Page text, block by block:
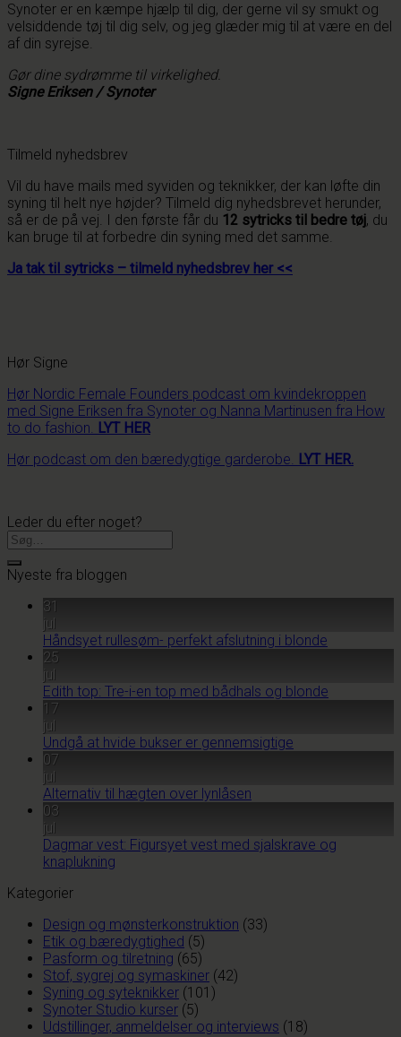
Synoter er en kæmpe hjælp til dig, der gerne vil sy smukt og
velsiddende tøj til dig selv, og jeg glæder mig til at være en del
af din syrejse.
Gør dine sydrømme til virkelighed.
Signe Eriksen / Synoter
Tilmeld nyhedsbrev
Vil du have mails med syviden og teknikker, der kan løfte din
syning til helt nye højder? Tilmeld dig nyhedsbrevet herunder,
så er de på vej. I den første får du 12 sytricks til bedre tøj, du
kan bruge til at forbedre din syning med det samme.
Ja tak til sytricks – tilmeld nyhedsbrev her <<
Hør Signe
Hør Nordic Female Founders podcast om kvindekroppen
med Signe Eriksen fra Synoter og Nanna Martinusen fra How
to do fashion. LYT HER
Hør podcast om den bæredygtige garderobe. LYT HER.
Leder du efter noget?
Nyeste fra bloggen
31
jul
Håndsyet rullesøm- perfekt afslutning i blonde
25
jul
Edith top: Tre-i-en top med bådhals og blonde
17
jul
Undgå at hvide bukser er gennemsigtige
07
jul
Alternativ til hægten over lynlåsen
03
jul
Dagmar vest: Figursyet vest med sjalskrave og
knaplukning
Kategorier
Design og mønsterkonstruktion (33)
Etik og bæredygtighed (5)
Pasform og tilretning (65)
Stof, sygrej og symaskiner (42)
Syning og syteknikker (101)
Synoter Studio kurser (5)
Udstillinger, anmeldelser og interviews (18)